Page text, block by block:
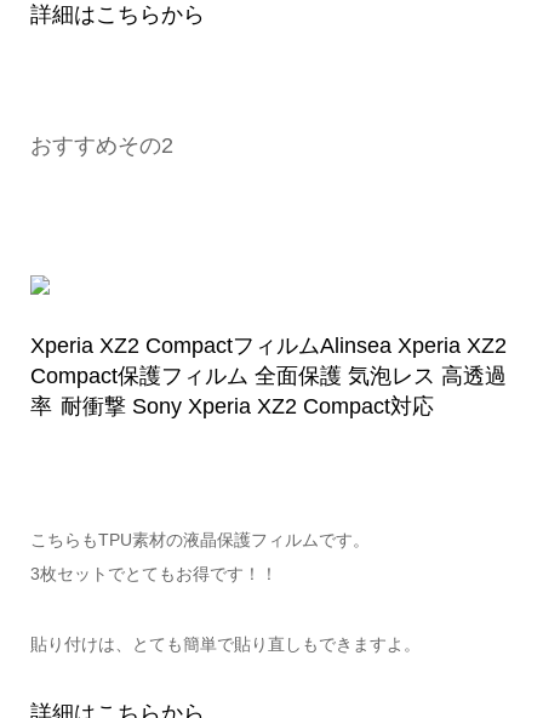
詳細はこちらから
おすすめその2
Xperia XZ2 CompactフィルムAlinsea Xperia XZ2
Compact保護フィルム 全面保護 気泡レス 高透過
率 耐衝撃 Sony Xperia XZ2 Compact対応
こちらもTPU素材の液晶保護フィルムです。
3枚セットでとてもお得です！！
貼り付けは、とても簡単で貼り直しもできますよ。
詳細はこちらから